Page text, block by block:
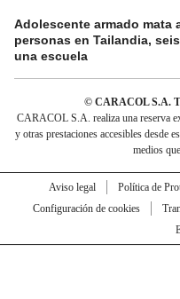
Adolescente armado mata
personas en Tailandia,
una escuela
© CARACOL S.A.
CARACOL S.A. realiza una reserva
y otras prestaciones accesibles desde
medios
Aviso legal Política de
Configuración de cookies